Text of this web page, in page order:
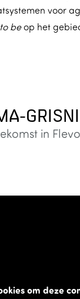
voor
beop het
in
om deze